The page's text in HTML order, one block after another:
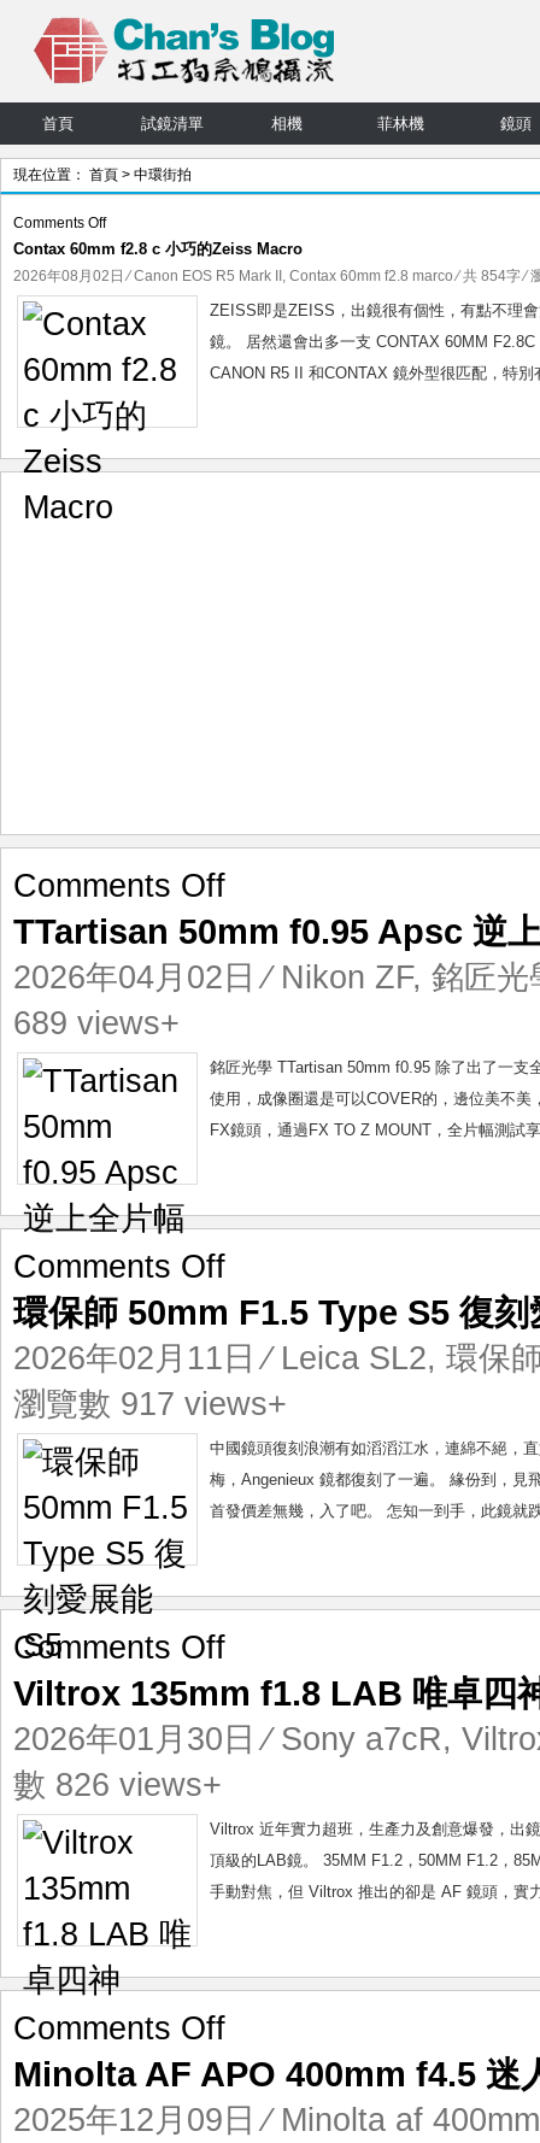
首頁 試鏡清單 相機 菲林機 鏡頭
現在位置： 首頁 > 中環街拍
Comments Offon
Contax
60mm
f2.8
c
巧
的
Zeiss
Macro
Contax 60mm f2.8 c 小巧的Zeiss Macro
2026年08月02日 ⁄Canon EOS R5 Mark II , Contax 60mm f2.8 marco⁄ 共 854字 ⁄
ZEISS即是ZEISS，出鏡很有個性，有點不理
鏡。 居然還會出多一支 CONTAX 60MM
CANON R5 II 和CONTAX 鏡外型很匹配，特
Comments Offon
50mm
Apsc
全
TTartisan 50mm f0.95 Apsc 逆
2026年04月02日 ⁄ Nikon ZF, 銘匠光
689 views+
銘匠光學 TTartisan 50mm f0.95 除了出了一支
使用，成像圈還是可以COVER的，邊位美不
FX鏡頭，通過FX TO Z MOUNT，全片幅測
Comments Offon
保
50mm
Type
S5
愛
S5
環保師 50mm F1.5 Type S5 復刻
2026年02月11日 ⁄ Leica SL2, 環保
瀏覽數 917 views+
中國鏡頭復刻浪潮有如滔滔江水，連綿不絕，
梅，Angenieux 鏡都復刻了一遍。 緣份到，見
首發價差無幾，入了吧。 怎知一到手，此鏡就
Comments Offon
135mm
LAB
四
神
Viltrox 135mm f1.8 LAB 唯卓四
2026年01月30日 ⁄ Sony a7cR,
數 826 views+
Viltrox 近年實力超班，生產力及創意爆發，出
頂級的LAB鏡。 35MM F1.2，50MM F1.2，
手動對焦，但 Viltrox 推出的卻是 AF 鏡頭，實
Comments Offon
AF
400mm
Minolta AF APO 400mm f4.5 迷
2025年12月09日 ⁄ Minolta af